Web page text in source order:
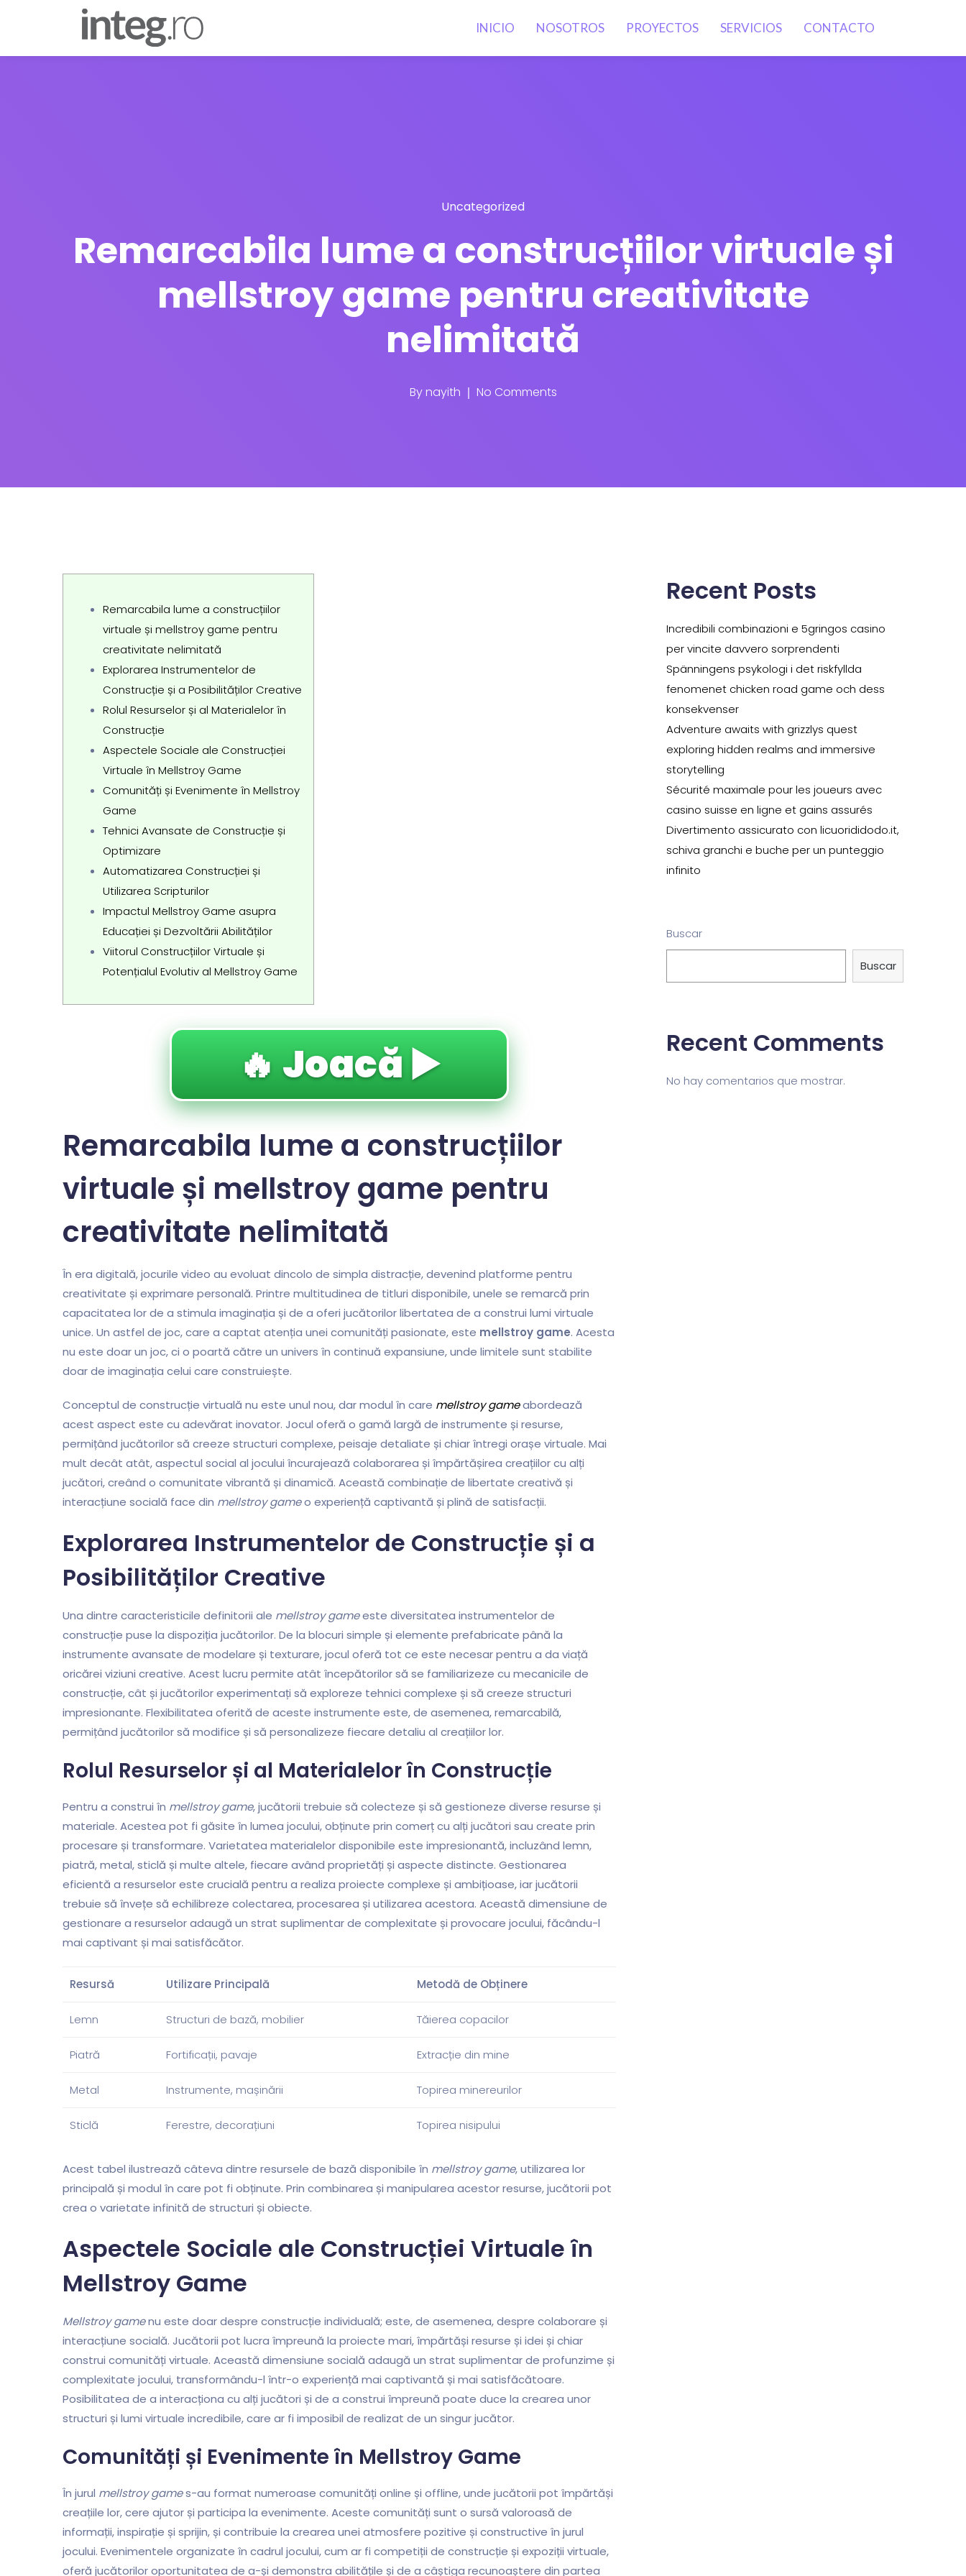
INICIO NOSOTROS PROYECTOS SERVICIOS CONTACTO
Uncategorized
Remarcabila lume a construcțiilor virtuale și
mellstroy game pentru creativitate
nelimitată
Bynayith No Comments
Remarcabila lume a construcțiilor
virtuale și mellstroy game pentru
creativitate nelimitată
Explorarea Instrumentelor de
Construcție și a Posibilităților Creative
Rolul Resurselor și al Materialelor în
Construcție
Aspectele Sociale ale Construcției
Virtuale în Mellstroy Game
Comunități și Evenimente în Mellstroy
Game
Tehnici Avansate de Construcție și
Optimizare
Automatizarea Construcției și
Utilizarea Scripturilor
Impactul Mellstroy Game asupra
Educației și Dezvoltării Abilităților
Viitorul Construcțiilor Virtuale și
Potențialul Evolutiv al Mellstroy Game
🔥 Joacă ▶️
Remarcabila lume a construcțiilor
virtuale și mellstroy game pentru
creativitate nelimitată
În era digitală, jocurile video au evoluat dincolo de simpla distracție, devenind platforme pentru
creativitate și exprimare personală. Printre multitudinea de titluri disponibile, unele se remarcă prin
capacitatea lor de a stimula imaginația și de a oferi jucătorilor libertatea de a construi lumi virtuale
unice. Un astfel de joc, care a captat atenția unei comunități pasionate, este mellstroy game. Acesta
nu este doar un joc, ci o poartă către un univers în continuă expansiune, unde limitele sunt stabilite
doar de imaginația celui care construiește.
Conceptul de construcție virtuală nu este unul nou, dar modul în care mellstroy gameabordează
acest aspect este cu adevărat inovator. Jocul oferă o gamă largă de instrumente și resurse,
permițând jucătorilor să creeze structuri complexe, peisaje detaliate și chiar întregi orașe virtuale. Mai
mult decât atât, aspectul social al jocului încurajează colaborarea și împărtășirea creațiilor cu alți
jucători, creând o comunitate vibrantă și dinamică. Această combinație de libertate creativă și
interacțiune socială face din mellstroy gameo experiență captivantă și plină de satisfacții.
Explorarea Instrumentelor de Construcție și a
Posibilităților Creative
Una dintre caracteristicile definitorii ale mellstroy gameeste diversitatea instrumentelor de
construcție puse la dispoziția jucătorilor. De la blocuri simple și elemente prefabricate până la
instrumente avansate de modelare și texturare, jocul oferă tot ce este necesar pentru a da viață
oricărei viziuni creative. Acest lucru permite atât începătorilor să se familiarizeze cu mecanicile de
construcție, cât și jucătorilor experimentați să exploreze tehnici complexe și să creeze structuri
impresionante. Flexibilitatea oferită de aceste instrumente este, de asemenea, remarcabilă,
permițând jucătorilor să modifice și să personalizeze fiecare detaliu al creațiilor lor.
Rolul Resurselor și al Materialelor în Construcție
Pentru a construi în mellstroy game, jucătorii trebuie să colecteze și să gestioneze diverse resurse și
materiale. Acestea pot fi găsite în lumea jocului, obținute prin comerț cu alți jucători sau create prin
procesare și transformare. Varietatea materialelor disponibile este impresionantă, incluzând lemn,
piatră, metal, sticlă și multe altele, fiecare având proprietăți și aspecte distincte. Gestionarea
eficientă a resurselor este crucială pentru a realiza proiecte complexe și ambițioase, iar jucătorii
trebuie să învețe să echilibreze colectarea, procesarea și utilizarea acestora. Această dimensiune de
gestionare a resurselor adaugă un strat suplimentar de complexitate și provocare jocului, făcându-l
mai captivant și mai satisfăcător.
Resursă Utilizare Principală Metodă de Obținere
Lemn Structuri de bază, mobilier Tăierea copacilor
Piatră Fortificații, pavaje Extracție din mine
Metal Instrumente, mașinării Topirea minereurilor
Sticlă Ferestre, decorațiuni Topirea nisipului
Acest tabel ilustrează câteva dintre resursele de bază disponibile în mellstroy game, utilizarea lor
principală și modul în care pot fi obținute. Prin combinarea și manipularea acestor resurse, jucătorii pot
crea o varietate infinită de structuri și obiecte.
Aspectele Sociale ale Construcției Virtuale în
Mellstroy Game
Mellstroy gamenu este doar despre construcție individuală; este, de asemenea, despre colaborare și
interacțiune socială. Jucătorii pot lucra împreună la proiecte mari, împărtăși resurse și idei și chiar
construi comunități virtuale. Această dimensiune socială adaugă un strat suplimentar de profunzime și
complexitate jocului, transformându-l într-o experiență mai captivantă și mai satisfăcătoare.
Posibilitatea de a interacționa cu alți jucători și de a construi împreună poate duce la crearea unor
structuri și lumi virtuale incredibile, care ar fi imposibil de realizat de un singur jucător.
Comunități și Evenimente în Mellstroy Game
În jurul mellstroy games-au format numeroase comunități online și offline, unde jucătorii pot împărtăși
creațiile lor, cere ajutor și participa la evenimente. Aceste comunități sunt o sursă valoroasă de
informații, inspirație și sprijin, și contribuie la crearea unei atmosfere pozitive și constructive în jurul
jocului. Evenimentele organizate în cadrul jocului, cum ar fi competiții de construcție și expoziții virtuale,
oferă jucătorilor oportunitatea de a-și demonstra abilitățile și de a câștiga recunoaștere din partea
Recent Posts
Incredibili combinazioni e 5gringos casino
per vincite davvero sorprendenti
Spänningens psykologi i det riskfyllda
fenomenet chicken road game och dess
konsekvenser
Adventure awaits with grizzlys quest
exploring hidden realms and immersive
storytelling
Sécurité maximale pour les joueurs avec
casino suisse en ligne et gains assurés
Divertimento assicurato con licuorididodo.it,
schiva granchi e buche per un punteggio
infinito
Buscar
Buscar
Recent Comments
No hay comentarios que mostrar.